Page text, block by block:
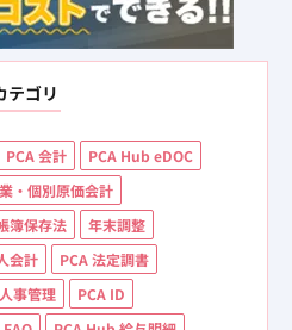
テゴリ
PCA 会計
PCA Hub eDOC
・個別原価会計
簿保存法
年末調整
会計
PCA 法定調書
事管理
PCA ID